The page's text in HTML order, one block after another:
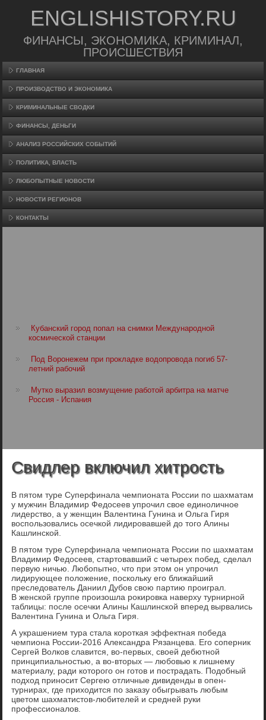
ENGLISHISTORY.RU
ФИНАНСЫ, ЭКОНОМИКА, КРИМИНАЛ,
ПРОИСШЕСТВИЯ
ГЛАВНАЯ
ПРОИЗВΟДСТВО И ЭКОНОМИКА
КРИМИНАЛЬНЫЕ СВОДКИ
ФИНАНСЫ, ДЕНЬГИ
АНАЛИЗ РОССИЙСКИХ СОБЫТИЙ
ПОЛИТИКА, ВЛАСТЬ
ЛЮБОПЫТНЫЕ НОВОСТИ
НОВОСТИ РЕГИОНОВ
КОНТАКТЫ
Кубанский город попал на снимки Международной
космической станции
Под Воронежем при прокладке водопровода погиб 57-
летний рабочий
Мутко выразил возмущение работой арбитра на матче
Россия - Испания
Свидлер включил хитрость
В пятом туре Суперфинала чемпионата России по шахматам
у мужчин Владимир Федосеев упрочил свое единоличное
лидерство, а у женщин Валентина Гунина и Ольга Гиря
воспользовались осечкой лидировавшей до того Алины
Кашлинской.
В пятом туре Суперфинала чемпионата России по шахматам
Владимир Федосеев, стартовавший с четырех побед, сделал
первую ничью. Любопытно, что при этом он упрочил
лидирующее положение, поскольку его ближайший
преследователь Даниил Дубов свою партию проиграл.
В женской группе произошла рокировка наверху турнирной
таблицы: после осечки Алины Кашлинской вперед вырвались
Валентина Гунина и Ольга Гиря.
А украшением тура стала короткая эффектная победа
чемпиона России-2016 Александра Рязанцева. Его соперник
Сергей Волков славится, во-первых, своей дебютной
принципиальностью, а во-вторых — любовью к лишнему
материалу, ради которого он готов и пострадать. Подобный
подход приносит Сергею отличные дивиденды в опен-
турнирах, где приходится по заказу обыгрывать любым
цветом шахматистов-любителей и средней руки
профессионалов.